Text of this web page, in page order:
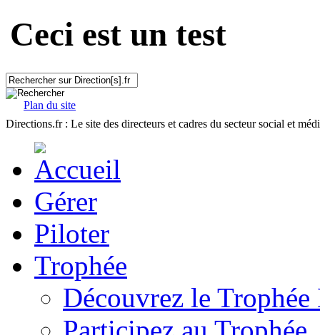
Ceci est un test
Plan du site
Directions.fr : Le site des directeurs et cadres du secteur social et
Gérer
Piloter
Trophée
Découvrez le